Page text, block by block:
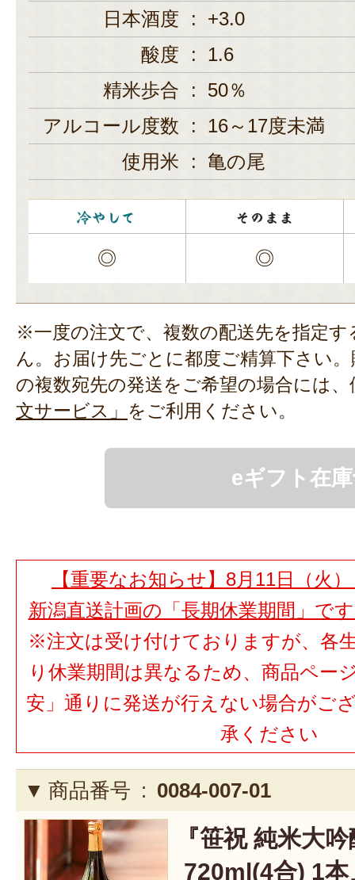
日本酒度 :
+3.0
酸度
:
1.6
精米歩合
:
50％
アルコール度数
:
16～17度未満
使用米
: 亀の尾
◎ ◎
※一度の注文で、複数の配送先を指定
ん。お届け先ごとに都度ご精算下さい
の複数宛先の発送をご希望の場合には、
文サービス」 をご利用ください。
eギフト在
【重要なお知らせ】8月11日（火
新潟直送計画の「長期休業期間」で
※注文は受け付けておりますが、各
り休業期間は異なるため、商品ペー
安」通りに発送が行えない場合がご
承ください
商品番号 : 0084-007-01
『笹祝 純米大
720ml(4合) 1本